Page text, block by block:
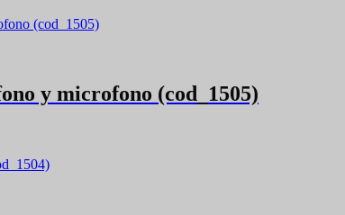
y microfono (cod_1505)